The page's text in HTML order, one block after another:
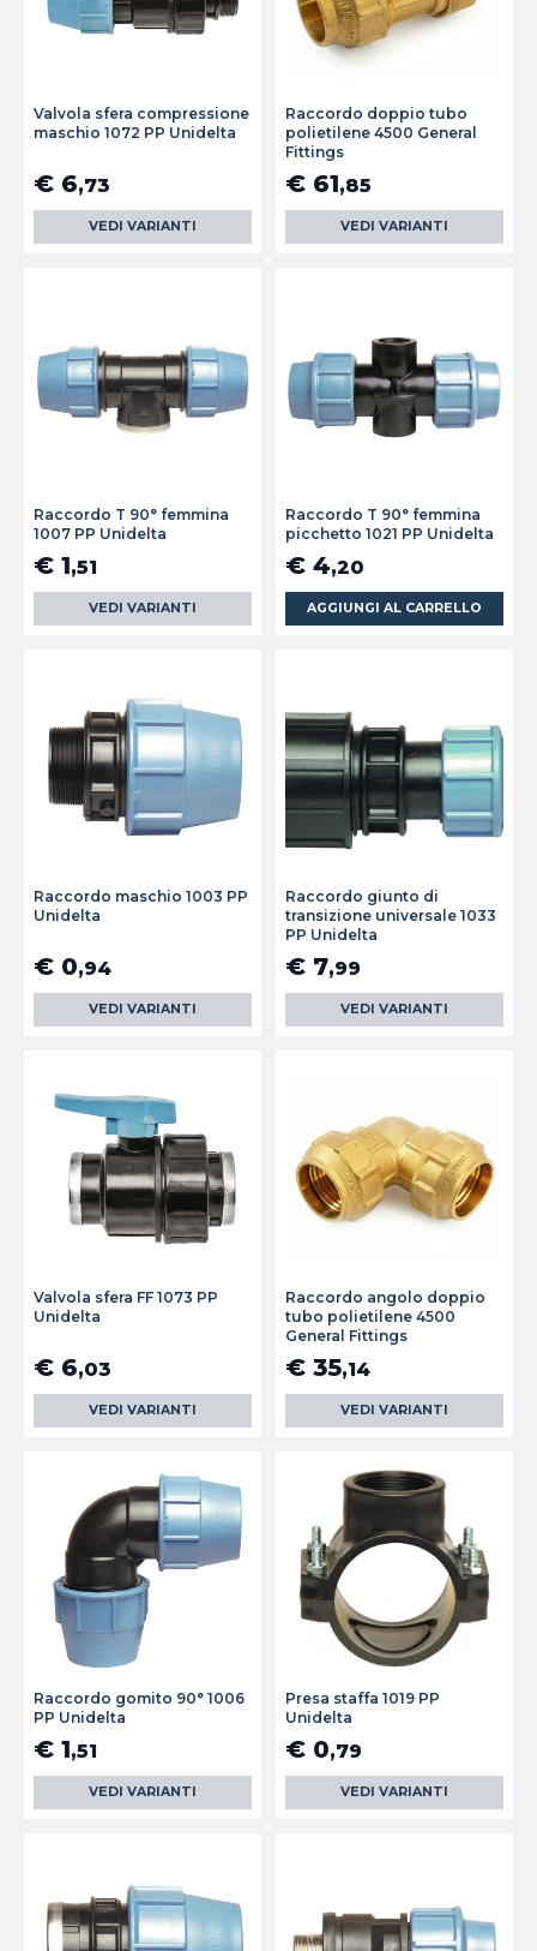
Valvola sfera compressione
maschio 1072 PP Unidelta
€ 6,73
VEDI VARIANTI
Raccordo doppio tubo
polietilene 4500 General
Fittings
€ 61,85
VEDI VARIANTI
Raccordo T 90° femmina
1007 PP Unidelta
€ 1,51
VEDI VARIANTI
Raccordo T 90° femmina
picchetto 1021 PP Unidelta
€ 4,20
AGGIUNGI AL CARRELLO
Raccordo maschio 1003 PP
Unidelta
€ 0,94
VEDI VARIANTI
Raccordo giunto di
transizione universale 1033
PP Unidelta
€ 7,99
VEDI VARIANTI
Valvola sfera FF 1073 PP
Unidelta
€ 6,03
VEDI VARIANTI
Raccordo angolo doppio
tubo polietilene 4500
General Fittings
€ 35,14
VEDI VARIANTI
Raccordo gomito 90° 1006
PP Unidelta
€ 1,51
VEDI VARIANTI
Presa staffa 1019 PP
Unidelta
€ 0,79
VEDI VARIANTI